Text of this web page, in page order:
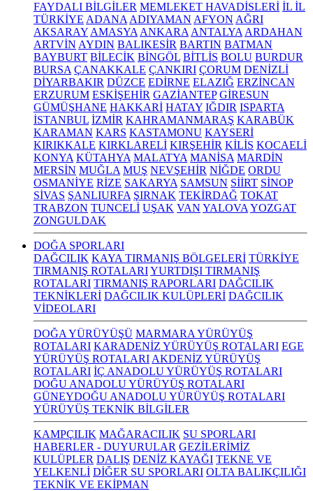
FAYDALI BİLGİLER MEMLEKET HAVADİSLERİ İL İL
TÜRKİYE ADANA ADIYAMAN AFYON AĞRI
AKSARAY AMASYA ANKARA ANTALYA ARDAHAN
ARTVİN AYDIN BALIKESİR BARTIN BATMAN
BAYBURT BİLECİK BİNGÖL BİTLİS BOLU BURDUR
BURSA ÇANAKKALE ÇANKIRI ÇORUM DENİZLİ
DİYARBAKIR DÜZCE EDİRNE ELAZIĞ ERZİNCAN
ERZURUM ESKİŞEHİR GAZİANTEP GİRESUN
GÜMÜŞHANE HAKKARİ HATAY IĞDIR ISPARTA
İSTANBUL İZMİR KAHRAMANMARAŞ KARABÜK
KARAMAN KARS KASTAMONU KAYSERİ
KIRIKKALE KIRKLARELİ KIRŞEHİR KİLİS KOCAELİ
KONYA KÜTAHYA MALATYA MANİSA MARDİN
MERSİN MUĞLA MUŞ NEVŞEHİR NİĞDE ORDU
OSMANİYE RİZE SAKARYA SAMSUN SİİRT SİNOP
SİVAS ŞANLIURFA ŞIRNAK TEKİRDAĞ TOKAT
TRABZON TUNCELİ UŞAK VAN YALOVA YOZGAT
ZONGULDAK
DOĞA SPORLARI
DAĞCILIK KAYA TIRMANIŞ BÖLGELERİ TÜRKİYE
TIRMANIŞ ROTALARIYURTDIŞI TIRMANIŞ
ROTALARI TIRMANIŞ RAPORLARI DAĞCILIK
TEKNİKLERİ DAĞCILIK KULÜPLERİ DAĞCILIK
VİDEOLARI
DOĞA YÜRÜYÜŞÜ MARMARA YÜRÜYÜŞ
ROTALARI KARADENİZ YÜRÜYÜŞ ROTALARI EGE
YÜRÜYÜŞ ROTALARI AKDENİZ YÜRÜYÜŞ
ROTALARI İÇ ANADOLU YÜRÜYÜŞ ROTALARI
DOĞU ANADOLU YÜRÜYÜŞ ROTALARI
GÜNEYDOĞU ANADOLU YÜRÜYÜŞ ROTALARI
YÜRÜYÜŞ TEKNİK BİLGİLER
KAMPÇILIK MAĞARACILIK SU SPORLARI
HABERLER - DUYURULAR GEZİLERİMİZ
KULÜPLER DALIŞ DENİZ KAYAĞI TEKNE VE
YELKENLİ DİĞER SU SPORLARI OLTA BALIKÇILIĞI
TEKNİK VE EKİPMAN